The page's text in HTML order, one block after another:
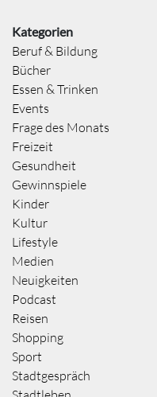
Kategorien
Beruf & Bildung
Bücher
Essen & Trinken
Events
Frage des Monats
Freizeit
Gesundheit
Gewinnspiele
Kinder
Kultur
Lifestyle
Medien
Neuigkeiten
Podcast
Reisen
Shopping
Sport
Stadtgespräch